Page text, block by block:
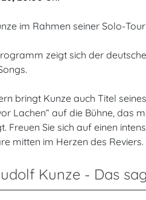
im Rahmen seiner Solo-
zeigt sich der
bringt Kunze auch Titel
Lachen“ auf die Bühne, das
Freuen Sie sich auf einen
mitten im Herzen des Reviers.
Kunze - Das